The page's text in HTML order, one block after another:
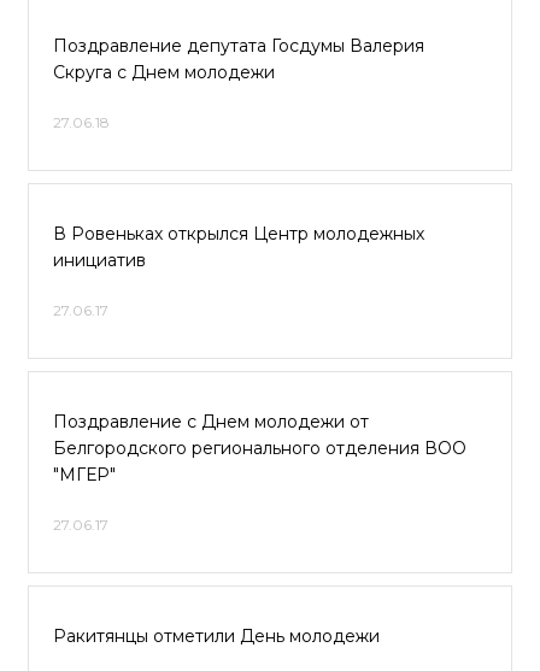
Поздравление депутата Госдумы Валерия
Скруга с Днем молодежи
27.06.18
В Ровеньках открылся Центр молодежных
инициатив
27.06.17
Поздравление с Днем молодежи от
Белгородского регионального отделения ВОО
"МГЕР"
27.06.17
Ракитянцы отметили День молодежи